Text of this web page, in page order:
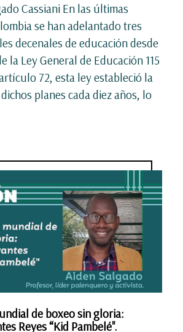
Cassiani En las últimas
se han adelantado tres
decenales de educación desde
la Ley General de Educación 115
72, esta ley estableció la
planes cada diez años, lo
de boxeo sin gloria:
Reyes “Kid Pambelé".